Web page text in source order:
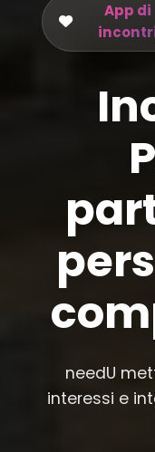
App di
needU
interessi e